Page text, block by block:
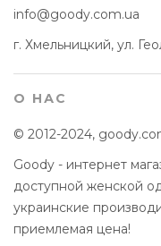
info@goody.com.ua
г. Хмельницкий, ул.
О НАС
© 2012-2024,
Goody - интернет
доступной женской
украинские
приемлемая цена!